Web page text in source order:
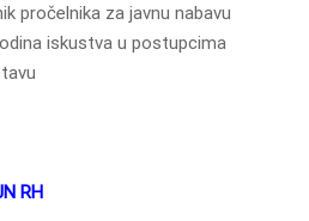
pročelnika za javnu nabavu
iskustva u postupcima
RH